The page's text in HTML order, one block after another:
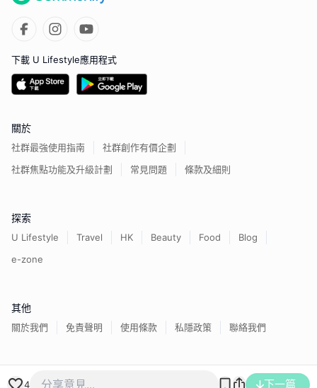
4 下一篇
下載 U Lifestyle應用程式
關於
社群最強使用指南
社群創作有價企劃
社群焦點功能及升級計劃
常見問題 條款及細則
探索
U Lifestyle Travel HK Beauty Food
Blog
e-zone
其他
關於我們 免責聲明 使用條款 私隱政策 聯絡我們
香港經濟日報版權所有©